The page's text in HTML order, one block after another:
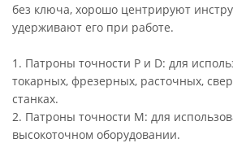
без ключа, хорошо центрируют
удерживают его при работе.
1. Патроны точности P и D: для
токарных, фрезерных, расточных,
станках.
2. Патроны точности М: для
высокоточном оборудовании.